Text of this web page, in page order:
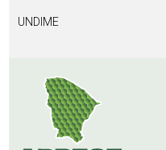
UNDIME